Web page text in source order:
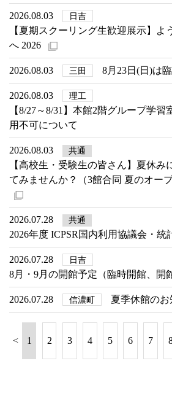
2026.08.03 日吉
【夏期スクーリング生歓迎展示】よ
へ 2026
2026.08.03 三田 8月23日(日)は
2026.08.03 理工
【8/27～8/31】本館2階グループ学習
用不可について
2026.08.03 共通
【高校生・受験生の皆さん】夏休み
てみませんか？（3館合同 夏のオー
2026.07.28 共通
2026年度 ICPSR国内利用協議会・統
2026.07.28 日吉
8月・9月の開館予定（臨時開館、開
2026.07.28 信濃町 夏季休館のお
< 1 2 3 4 5 6 7